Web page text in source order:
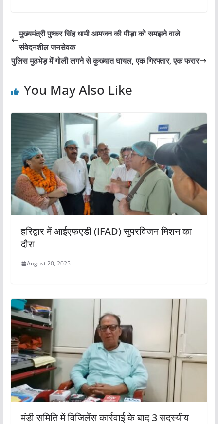
e
b
o
k
er l s
p
e
मुख्यमंत्री पुष्कर सिंह धामी आमजन की पीड़ा को समझने वाले
संवेदनशील जनसेवक
पुलिस मुठभेड़ में गोली लगने से कुख्यात घायल, एक गिरफ्तार, एक फरार
You May Also Like
हरिद्वार में आईएफएडी (IFAD) सुपरविजन मिशन का
दौरा
August 20, 2025
मंडी समिति में विजिलेंस कार्रवाई के बाद 3 सदस्यीय